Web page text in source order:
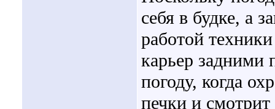
себя в будке, а
работой
карьер задними
погоду, когда
печки и смотрит